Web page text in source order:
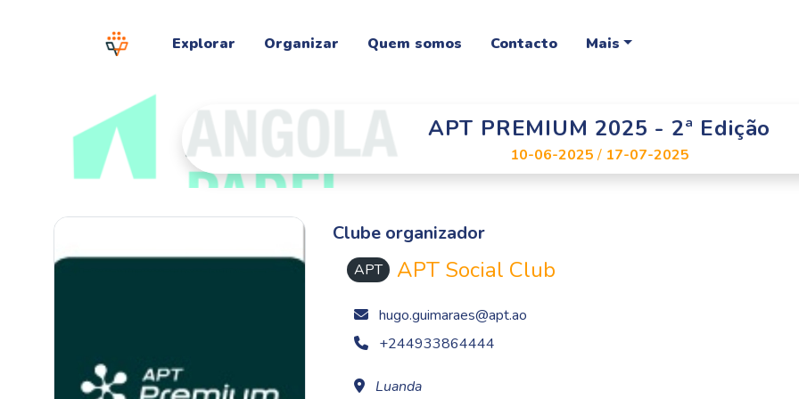
Explorar Organizar Quem somos Contacto Mais
APT PREMIUM 2025 - 2ª Edição
10-06-2025/ 17-07-2025
Clube organizador
APT APT Social Club
hugo.guimaraes@apt.ao
+244933864444
Luanda